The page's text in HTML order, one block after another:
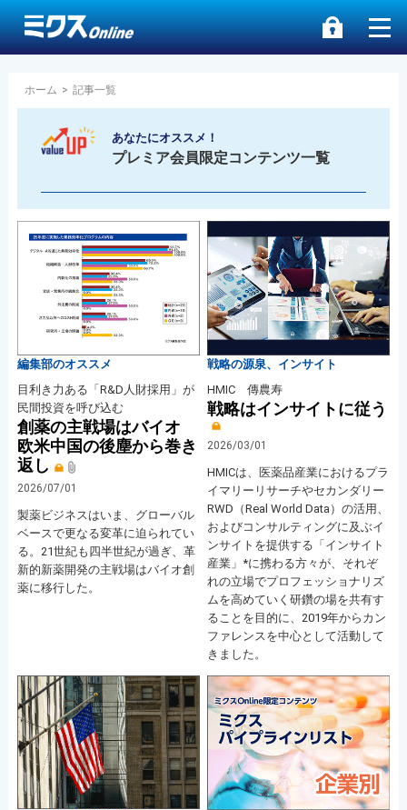
ホーム > 記事一覧
あなたにオススメ！
プレミア会員限定コンテンツ一覧
編集部のオススメ
目利き力ある「R&D人財採用」が
民間投資を呼び込む
創薬の主戦場はバイオ
欧米中国の後塵から巻き
返し
2026/07/01
製薬ビジネスはいま、グローバル
ベースで更なる変革に迫られてい
る。21世紀も四半世紀が過ぎ、革
新的新薬開発の主戦場はバイオ創
薬に移行した。
戦略の源泉、インサイト
HMIC 傳農寿
戦略はインサイトに従う
2026/03/01
HMICは、医薬品産業におけるプラ
イマリーリサーチやセカンダリー
RWD（Real World Data）の活用、
およびコンサルティングに及ぶイ
ンサイトを提供する「インサイト
産業」*に携わる方々が、それぞ
れの立場でプロフェッショナリズ
ムを高めていく研鑽の場を共有す
ることを目的に、2019年からカン
ファレンスを中心として活動して
きました。